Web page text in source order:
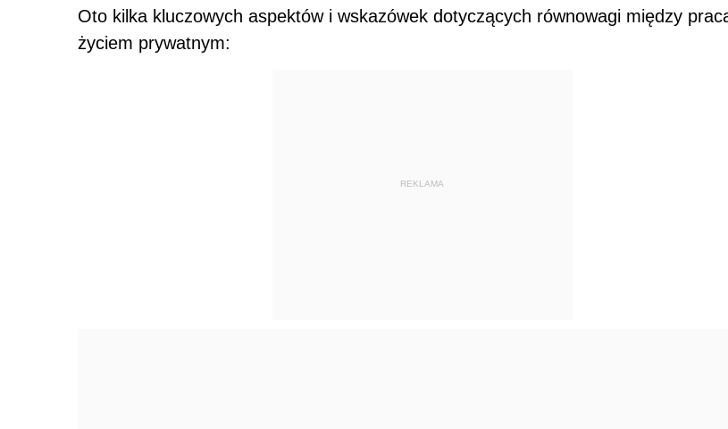
Oto kilka kluczowych aspektów i wskazówek dotyczących równowagi między
życiem prywatnym:
REKLAMA